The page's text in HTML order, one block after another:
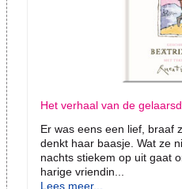
Het verhaal van de
Er was eens een lief, braaf
denkt haar baasje. Wat ze
nachts stiekem op uit gaat
harige vriendin...
Lees meer...